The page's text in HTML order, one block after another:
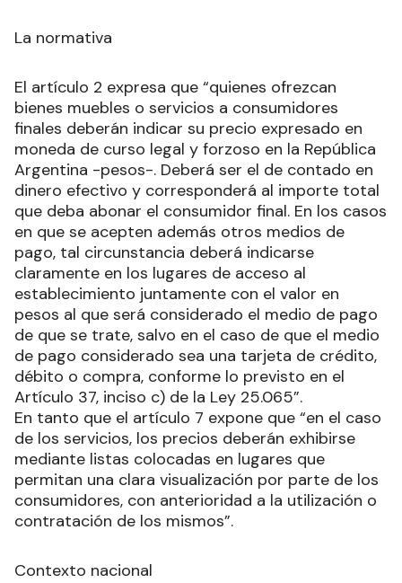
La normativa
El artículo 2 expresa que “quienes ofrezcan
bienes muebles o servicios a consumidores
finales deberán indicar su precio expresado en
moneda de curso legal y forzoso en la República
Argentina -pesos-. Deberá ser el de contado en
dinero efectivo y corresponderá al importe total
que deba abonar el consumidor final. En los casos
en que se acepten además otros medios de
pago, tal circunstancia deberá indicarse
claramente en los lugares de acceso al
establecimiento juntamente con el valor en
pesos al que será considerado el medio de pago
de que se trate, salvo en el caso de que el medio
de pago considerado sea una tarjeta de crédito,
débito o compra, conforme lo previsto en el
Artículo 37, inciso c) de la Ley 25.065”.
En tanto que el artículo 7 expone que “en el caso
de los servicios, los precios deberán exhibirse
mediante listas colocadas en lugares que
permitan una clara visualización por parte de los
consumidores, con anterioridad a la utilización o
contratación de los mismos”.
Contexto nacional